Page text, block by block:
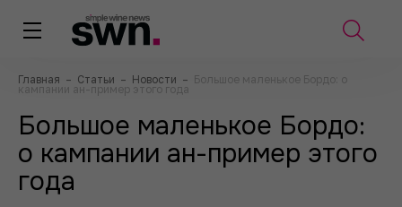
Главная – Статьи – Новости – Большое маленькое Бордо: о
кампании ан-пример этого года
Большое маленькое Бордо:
о кампании ан-пример этого
года